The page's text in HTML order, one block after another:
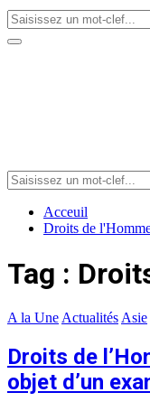
Search
for:
Primary
Search
for:
Acceuil
Droits de
Tag :
A la Une Actualités Asie
Droits de
objet d’un